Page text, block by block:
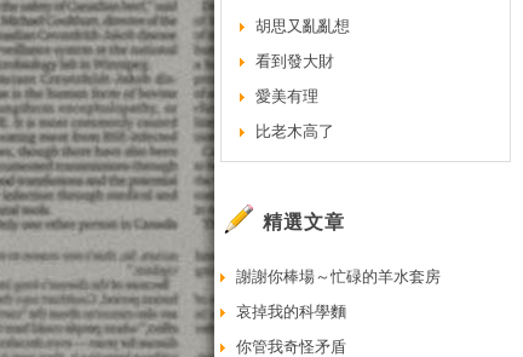
胡思又亂亂想
看到發大財
愛美有理
比老木高了
精選文章
謝謝你棒場～忙碌的羊水套房
哀掉我的科學麵
你管我奇怪矛盾